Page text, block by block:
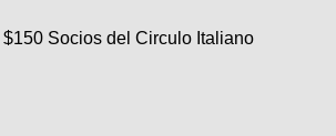
Socios del Circulo Italiano